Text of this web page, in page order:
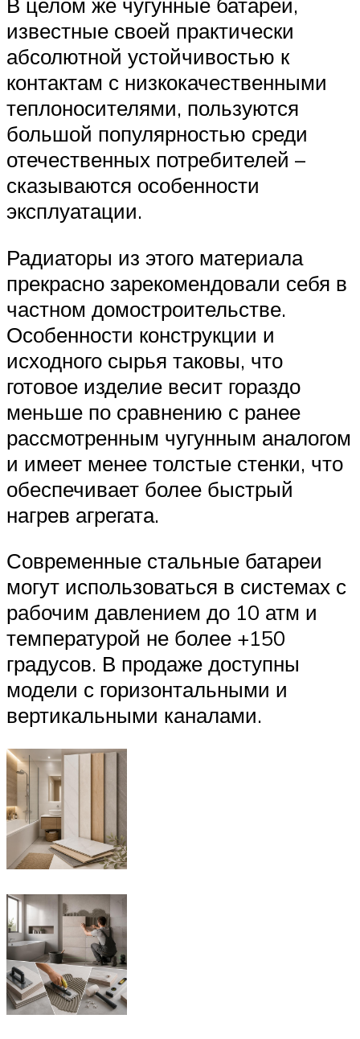
известные своей практически
абсолютной устойчивостью к
контактам с низкокачественными
теплоносителями, пользуются
большой популярностью среди
отечественных потребителей –
сказываются особенности
эксплуатации.
Радиаторы из этого материала
прекрасно зарекомендовали себя в
частном домостроительстве.
Особенности конструкции и
исходного сырья таковы, что
готовое изделие весит гораздо
меньше по сравнению с ранее
рассмотренным чугунным аналогом
и имеет менее толстые стенки, что
обеспечивает более быстрый
нагрев агрегата.
Современные стальные батареи
могут использоваться в системах с
рабочим давлением до 10 атм и
температурой не более +150
градусов. В продаже доступны
модели с горизонтальными и
вертикальными каналами.